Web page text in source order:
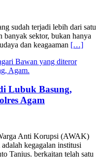
sudah terjadi lebih dari satu
banyak sektor, bukan hanya
dan keagaaman […]
Lubuk Basung,
Agam
Anti Korupsi (AWAK)
kegagalan institusi
Tanius. berkaitan telah satu